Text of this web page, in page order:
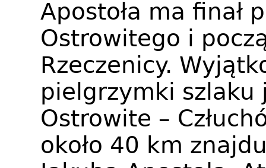
Apostoła ma finał
Ostrowitego i
Rzeczenicy.
pielgrzymki szlaku
Ostrowite –
około 40 km